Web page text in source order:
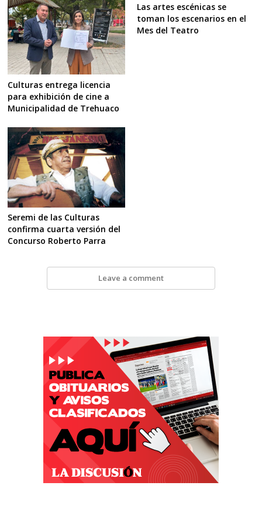
Culturas entrega licencia
para exhibición de cine a
Municipalidad de Trehuaco
Las artes escénicas se
toman los escenarios en el
Mes del Teatro
Seremi de las Culturas
confirma cuarta versión del
Concurso Roberto Parra
Leave a comment